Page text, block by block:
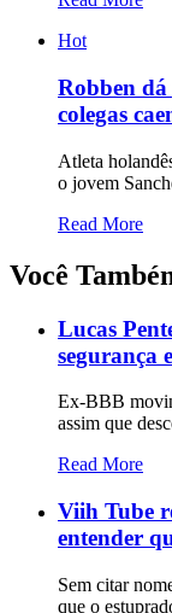
Hot
Robben
colegas
Atleta
o jovem
Read More
Você
Lucas
segurança
Ex-BBB
assim que
Read More
Viih Tube
entender
Sem citar
que o